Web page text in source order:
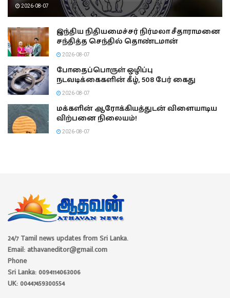
2026-08-07
இந்திய நிதியமைச்சர் நிர்மலா சீதாராமனை
சந்தித்த செந்தில் தொண்டமான்
2026-08-07
போதைப்பொருள் ஒழிப்பு
நடவடிக்கைகளின் கீழ், 508 பேர் கைது
2026-08-07
மக்களின் ஆரோக்கியத்துடன் விளையாடிய
விற்பனை நிலையம்!
2026-08-07
24/7 Tamil news updates from Sri Lanka.
Email: athavaneditor@gmail.com
Phone
Sri Lanka: 0094114063006
UK: 00447459300554